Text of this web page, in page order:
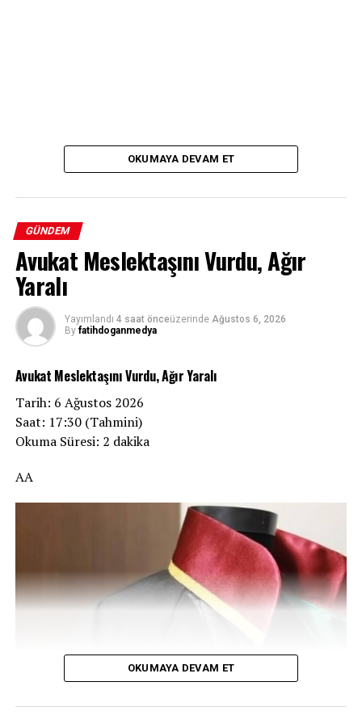
OKUMAYA DEVAM ET
GÜNDEM
Avukat Meslektaşını Vurdu, Ağır
Yaralı
Yayımlandı 4 saat önceüzerinde Ağustos 6, 2026
By fatihdoganmedya
Avukat Meslektaşını Vurdu, Ağır Yaralı
Tarih: 6 Ağustos 2026
Saat: 17:30 (Tahmini)
Okuma Süresi: 2 dakika
AA
OKUMAYA DEVAM ET